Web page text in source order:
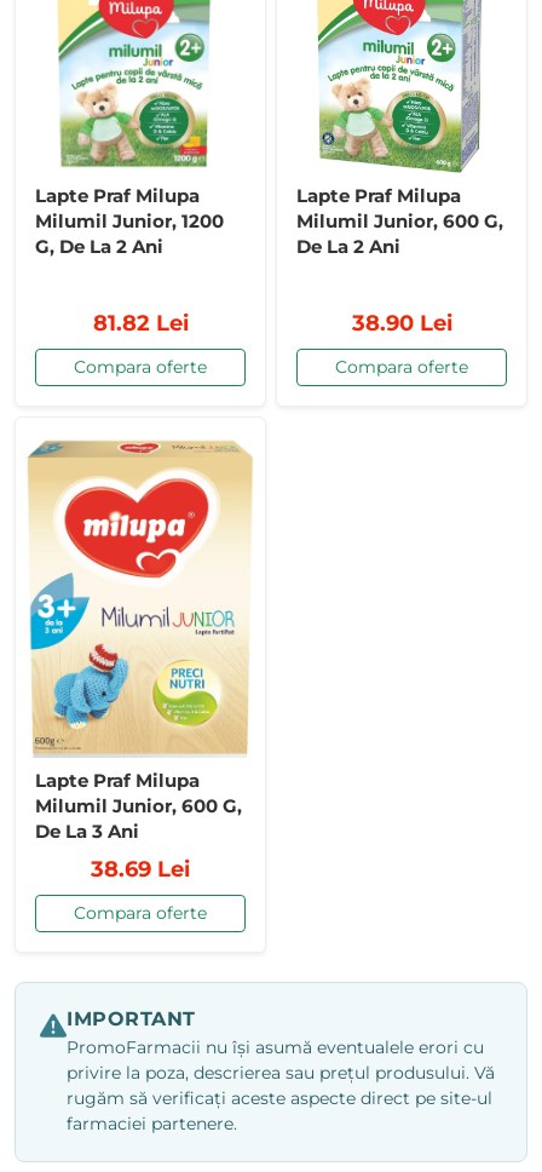
Lapte Praf Milupa
Milumil Junior, 1200
G, De La 2 Ani
81.82 Lei
Compara oferte
Lapte Praf Milupa
Milumil Junior, 600 G,
De La 2 Ani
38.90 Lei
Compara oferte
Lapte Praf Milupa
Milumil Junior, 600 G,
De La 3 Ani
38.69 Lei
Compara oferte
IMPORTANT
PromoFarmacii nu își asumă eventualele erori cu
privire la poza, descrierea sau prețul produsului. Vă
rugăm să verificați aceste aspecte direct pe site-ul
farmaciei partenere.